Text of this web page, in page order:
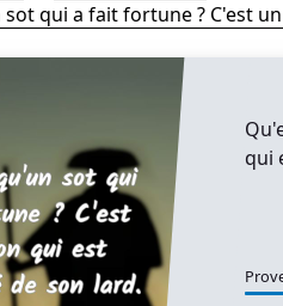
qui a fait fortune ? C'est un
qui